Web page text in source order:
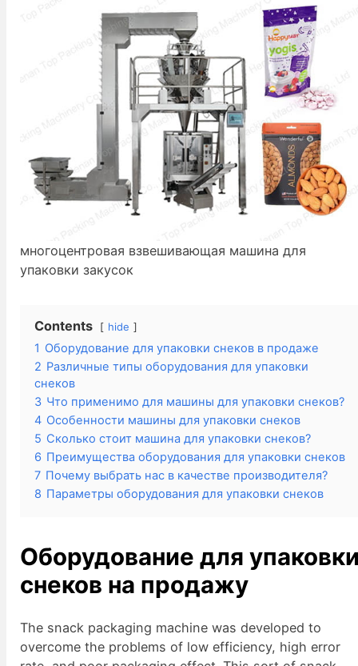
многоцентровая взвешивающая машина для
упаковки закусок
Contents hide
1 Оборудование для упаковки снеков в продаже
2 Различные типы оборудования для упаковки
снеков
3 Что применимо для машины для упаковки снеков?
4 Особенности машины для упаковки снеков
5 Сколько стоит машина для упаковки снеков?
6 Преимущества оборудования для упаковки снеков
7 Почему выбрать нас в качестве производителя?
8 Параметры оборудования для упаковки снеков
Оборудование для
снеков на продажу
The snack packaging machine was developed to
overcome the problems of low efficiency, high error